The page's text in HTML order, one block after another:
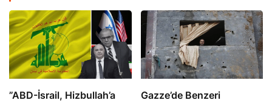
​​​​​​​”ABD-İsrail, Hizbullah’a
​​​​​​​Gazze’de Benzeri